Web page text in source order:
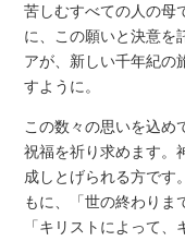
苦しむすべての人の母
に、この願いと決意を
アが、新しい千年紀の
すように。
この数々の思いを込め
祝福を祈り求めます。
成しとげられる方です
もに、「世の終わりま
「キリストによって、